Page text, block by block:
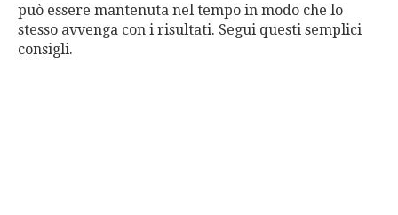
può essere mantenuta nel tempo in modo che lo
stesso avvenga con i risultati. Segui questi semplici
consigli.